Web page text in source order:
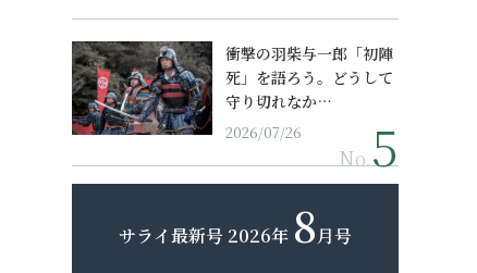
衝撃の羽柴与一郎「初陣
死」を語ろう。どうして
守り切れなか…
2026/07/26
No.
サライ最新号 2026年 8月号